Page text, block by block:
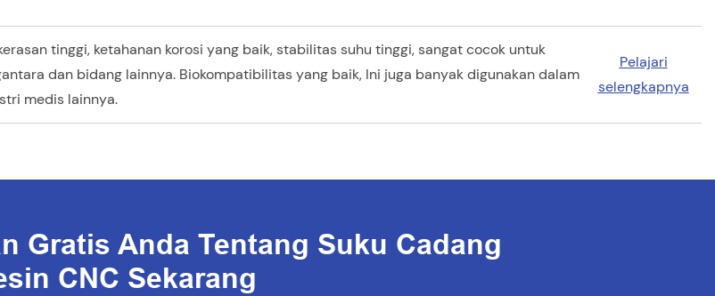
tinggi, ketahanan korosi yang baik, stabilitas suhu tinggi, sangat cocok untuk
dan bidang lainnya. Biokompatibilitas yang baik, Ini juga banyak digunakan dalam
medis lainnya.
Pelajari
selengkapnya
Gratis Anda Tentang Suku Cadang
CNC Sekarang